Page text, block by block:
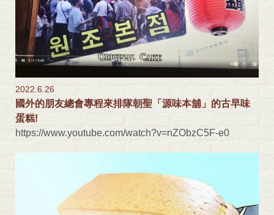
2022.6.26
國外的朋友總會專程來排隊朝聖「源味本舖」的古早味
蛋糕!
https://www.youtube.com/watch?v=nZObzC5F-e0